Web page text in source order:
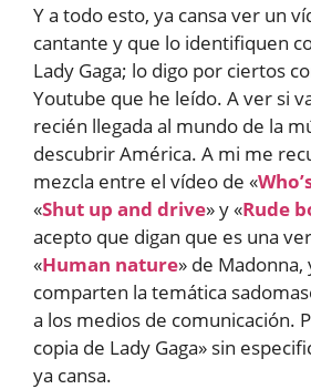
Y a todo esto, ya cansa ver un
cantante y que lo identifiquen
Lady Gaga; lo digo por ciertos
Youtube que he leído. A ver si
recién llegada al mundo de la
descubrir América. A mi me
mezcla entre el vídeo de «
«Shut up and drive» y «Rude
acepto que digan que es una
«Human nature» de
comparten la temática
a los medios de comunicación.
copia de Lady Gaga» sin
ya cansa.